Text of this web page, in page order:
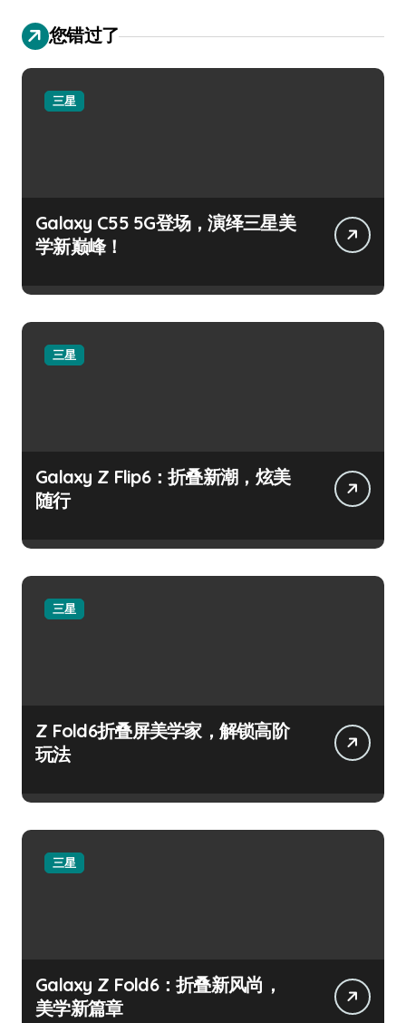
您错过了
三星
Galaxy C55 5G登场，演绎三星美
学新巅峰！
三星
Galaxy Z Flip6：折叠新潮，炫美
随行
三星
Z Fold6折叠屏美学家，解锁高阶
玩法
三星
Galaxy Z Fold6：折叠新风尚，
美学新篇章